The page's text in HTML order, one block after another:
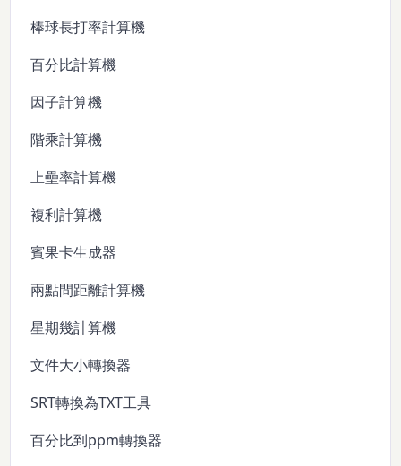
棒球長打率計算機
百分比計算機
因子計算機
階乘計算機
上壘率計算機
複利計算機
賓果卡生成器
兩點間距離計算機
星期幾計算機
文件大小轉換器
SRT轉換為TXT工具
百分比到ppm轉換器